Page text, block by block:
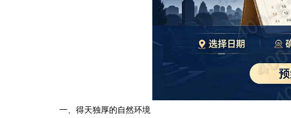
一、得天独厚的自然环境